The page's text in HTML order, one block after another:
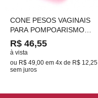
CONE PESOS VAGINAIS
PARA POMPOARISMO
PESOS VARIADOS
R$ 46,55
à vista
ou R$ 49,00 em 4x de R$ 12,25
sem juros